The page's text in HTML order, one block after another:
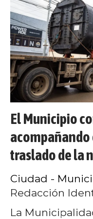
El Municipio
traslado de la
Redacción
Ciudad -
La